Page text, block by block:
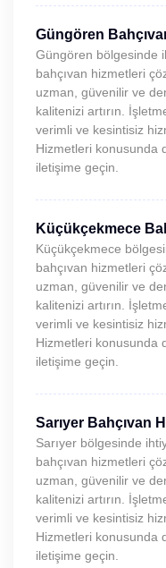
Güngören
Güngören bölgesinde
bahçıvan hizmetleri
uzman, güvenilir ve
kalitenizi artırın.
verimli ve kesintisiz
Hizmetleri konusunda
iletişime geçin.
Küçükçekmece
Küçükçekmece
bahçıvan hizmetleri
uzman, güvenilir ve
kalitenizi artırın.
verimli ve kesintisiz
Hizmetleri konusunda
iletişime geçin.
Sarıyer Bahçıvan
Sarıyer bölgesinde
bahçıvan hizmetleri
uzman, güvenilir ve
kalitenizi artırın.
verimli ve kesintisiz
Hizmetleri konusunda
iletişime geçin.